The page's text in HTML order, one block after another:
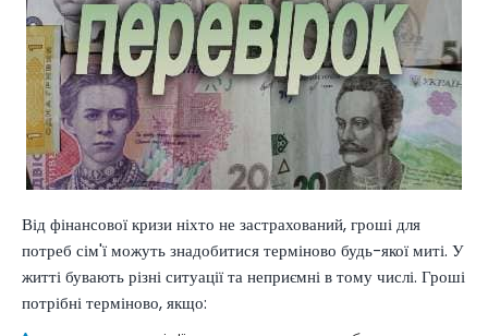
Від фінансової кризи ніхто не застрахований, гроші для
потреб сім'ї можуть знадобитися терміново будь-якої миті. У
житті бувають різні ситуації та неприємні в тому числі. Гроші
потрібні терміново, якщо: